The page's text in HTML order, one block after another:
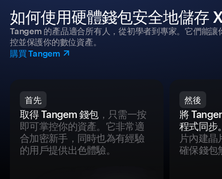
如何使用硬體錢包安全地儲存
Tangem 的產品適合所有人，從初學者到專家。它們能
控並保護你的數位資產。
購買 Tangem
首先
取得 Tangem 錢包，只需一按
即可掌控你的資產。它非常適
合加密新手，同時也為有經驗
的用戶提供出色體驗。
然後
將
程式同步
片內建晶
確保錢包